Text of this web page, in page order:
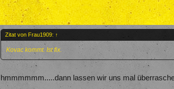
Zitat von Frau1909: ↑
Kovac kommt. Ist fix.
hmmmmmm.....dann lassen wir uns mal